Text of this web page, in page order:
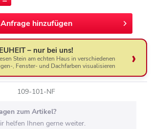
Anfrage hinzufügen
– nur bei uns!
Stein am echten Haus in verschiedenen
, Fenster- und Dachfarben visualisieren
109-101-NF
zum Artikel?
helfen Ihnen gerne weiter.